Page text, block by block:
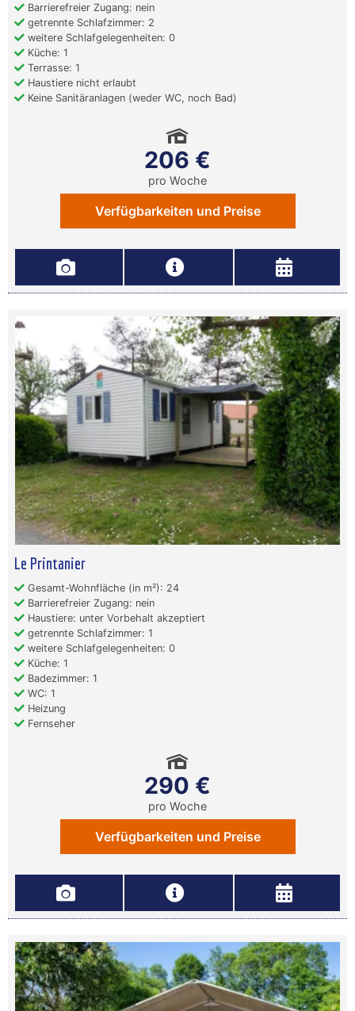
Barrierefreier Zugang: nein
getrennte Schlafzimmer: 2
weitere Schlafgelegenheiten: 0
Küche: 1
Terrasse: 1
Haustiere nicht erlaubt
Keine Sanitäranlagen (weder WC, noch Bad)
206 €
pro Woche
Verfügbarkeiten und Preise
Le Printanier
Gesamt-Wohnfläche (in m²): 24
Barrierefreier Zugang: nein
Haustiere: unter Vorbehalt akzeptiert
getrennte Schlafzimmer: 1
weitere Schlafgelegenheiten: 0
Küche: 1
Badezimmer: 1
WC: 1
Heizung
Fernseher
290 €
pro Woche
Verfügbarkeiten und Preise